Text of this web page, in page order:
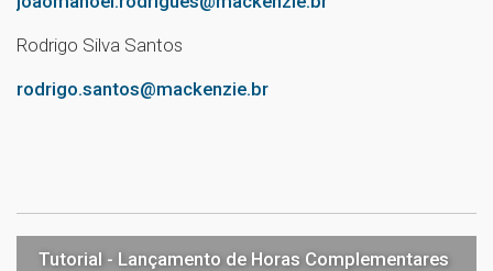
Rodrigo Silva Santos
rodrigo.santos@mackenzie.br
Tutorial - Lançamento de Horas Complementares